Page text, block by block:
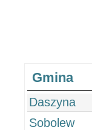
Gmina
Daszyna
Sobolew